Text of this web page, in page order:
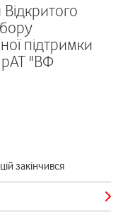
підтримки
"ВФ
закінчився